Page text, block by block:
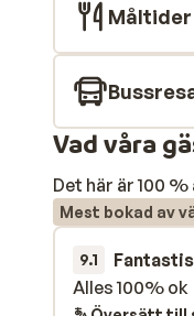
Måltider
Vad våra
Det här är 100
Mest bokad av
9.1
Alles 100% ok
Alles 100% ok